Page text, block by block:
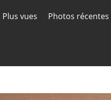
Plus vues Photos récentes